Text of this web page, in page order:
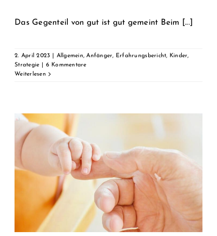
Das Gegenteil von gut ist gut gemeint Beim [...]
2. April 2023 Allgemein,Anfänger, Erfahrungsbericht, Kinder,
Strategie
6 Kommentare
Weiterlesen